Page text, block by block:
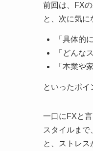
前回は、FX
と、次に気に
「具体的
「どんな
「本業や
といったポイ
一口にFXと
スタイルま
と、ストレス